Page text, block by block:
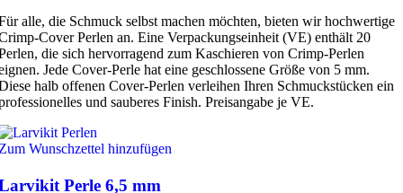
alle, die Schmuck selbst machen möchten, bieten wir hochwertige
Cover Perlen an. Eine Verpackungseinheit (VE) enthält 20
die sich hervorragend zum Kaschieren von Crimp-Perlen
Jede Cover-Perle hat eine geschlossene Größe von 5 mm.
halb offenen Cover-Perlen verleihen Ihren Schmuckstücken ein
und sauberes Finish. Preisangabe je VE.
Wunschzettel hinzufügen
Perle 6,5 mm